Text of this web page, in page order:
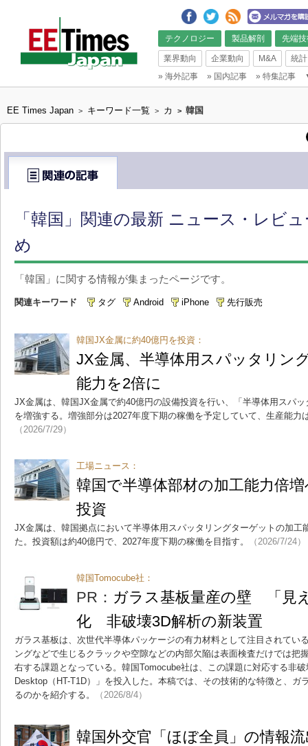
テクノロジー 製品解剖 先端
業界動向 企業動向 M&A
統計
» 海外記事 » 国内記事 » 特集記事
EE Times Japan > キーワード一覧 > カ > 韓国
「韓国」関連の最新 ニュース・レビ
め
「韓国」に関する情報が集まったページです。
関連キーワード タグ Android iPhone 先行販売
韓国JX金属に約40億円を投資：
JX金属、半導体用スパッタリン
能力を2倍に
JX金属は、韓国JX金属で約40億円の設備投資を行い、「半導体用スパ
を増強する。増強部分は2027年度下期の稼働を予定していて、生産能力
（2026/7/29）
工場ニュース：
韓国で半導体部材の加工能力倍
投資
JX金属は、韓国拠点において半導体用スパッタリングターゲットの加工
た。投資額は約40億円で、2027年度下期の稼働を目指す。
（2026/7/24）
韓国Tomocube社：
PR： ガラス基板量産の壁 「見
化 非破壊3D解析の新装置
ガラス基板は、次世代半導体パッケージの有力材料として注目されてい
ングなどで生じるクラックや空隙などの内部欠陥は表面検査だけでは把
右する課題となっている。韓国Tomocube社は、この課題に対応する非
Desktop（HT-T1D）」を投入した。本稿では、その技術的な特徴と、ガ
るのかを紹介する。
（2026/8/4）
韓国外交官「ほぼ全員」の情報